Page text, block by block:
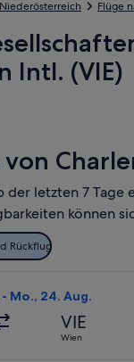
Niederösterreich Flüge
Intl. (VIE)
der letzten 7
können
Rückflug
- Mo., 24. Aug.
VIE
Wien